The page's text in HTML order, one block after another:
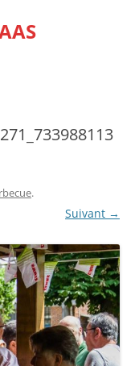
.
Suivant →